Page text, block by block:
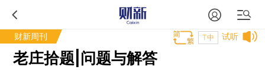
财新周刊 试听
T中
老庄拾题|问题与解答